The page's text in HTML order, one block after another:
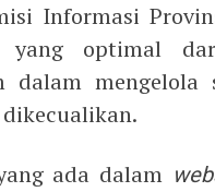
Informasi
yang optimal
dalam mengelola
ada dalam